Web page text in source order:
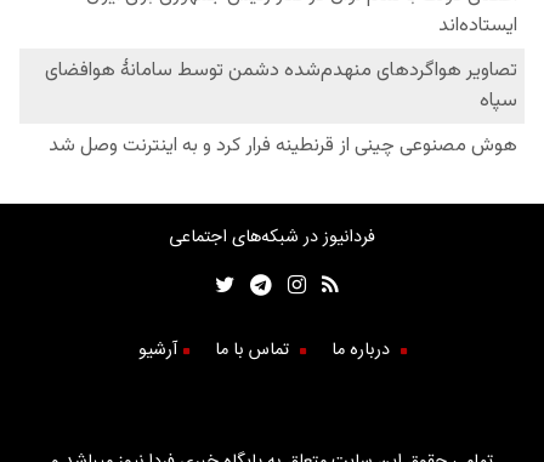
فردانیوز در شبکه‌های اجتماعی
درباره ما تماس با ما آرشیو